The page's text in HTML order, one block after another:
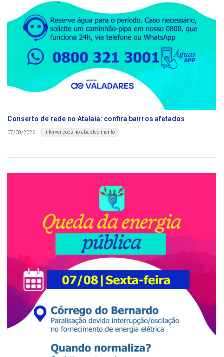
Conserto de rede no Atalaia: confira bairros afetados
07/08/2026 Intervenções no abastecimento